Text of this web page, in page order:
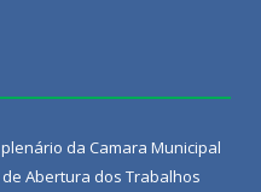
da Camara Municipal
Abertura dos Trabalhos